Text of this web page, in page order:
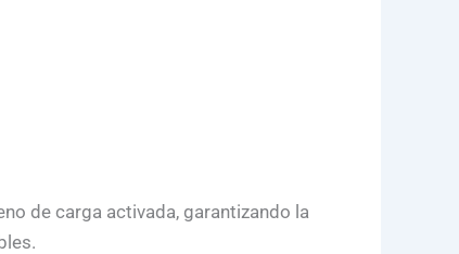
de carga activada, garantizando la